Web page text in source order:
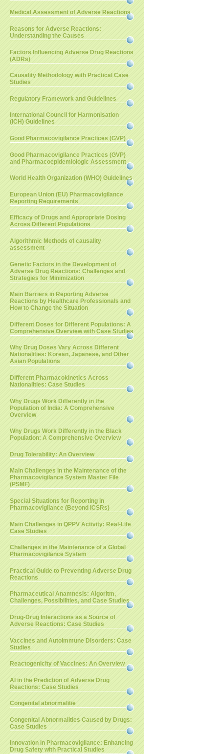
Medical Assessment of Adverse Reactions
Reasons for Adverse Reactions:
Understanding the Causes
Factors Influencing Adverse Drug Reactions
(ADRs)
Causality Methodology with Practical Case
Studies
Regulatory Framework and Guidelines
International Council for Harmonisation
(ICH) Guidelines
Good Pharmacovigilance Practices (GVP)
Good Pharmacovigilance Practices (GVP)
and Pharmacoepidemiologic Assessment
World Health Organization (WHO) Guidelines
European Union (EU) Pharmacovigilance
Reporting Requirements
Efficacy of Drugs and Appropriate Dosing
Across Different Populations
Algorithmic Methods of causality
assessment
Genetic Factors in the Development of
Adverse Drug Reactions: Challenges and
Strategies for Minimization
Main Barriers in Reporting Adverse
Reactions by Healthcare Professionals and
How to Change the Situation
Different Doses for Different Populations: A
Comprehensive Overview with Case Studies
Why Drug Doses Vary Across Different
Nationalities: Korean, Japanese, and Other
Asian Populations
Different Pharmacokinetics Across
Nationalities: Case Studies
Why Drugs Work Differently in the
Population of India: A Comprehensive
Overview
Why Drugs Work Differently in the Black
Population: A Comprehensive Overview
Drug Tolerability: An Overview
Main Challenges in the Maintenance of the
Pharmacovigilance System Master File
(PSMF)
Special Situations for Reporting in
Pharmacovigilance (Beyond ICSRs)
Main Challenges in QPPV Activity: Real-Life
Case Studies
Challenges in the Maintenance of a Global
Pharmacovigilance System
Practical Guide to Preventing Adverse Drug
Reactions
Pharmaceutical Anamnesis: Algoritm,
Challenges, Possibilities, and Case Studies
Drug-Drug Interactions as a Source of
Adverse Reactions: Case Studies
Vaccines and Autoimmune Disorders: Case
Studies
Reactogenicity of Vaccines: An Overview
AI in the Prediction of Adverse Drug
Reactions: Case Studies
Congenital abnormalitie
Congenital Abnormalities Caused by Drugs:
Case Studies
Innovation in Pharmacovigilance: Enhancing
Drug Safety with Practical Studies